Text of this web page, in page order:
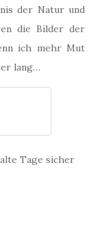
der Natur und
die Bilder der
ich mehr Mut
lang…
Tage sicher